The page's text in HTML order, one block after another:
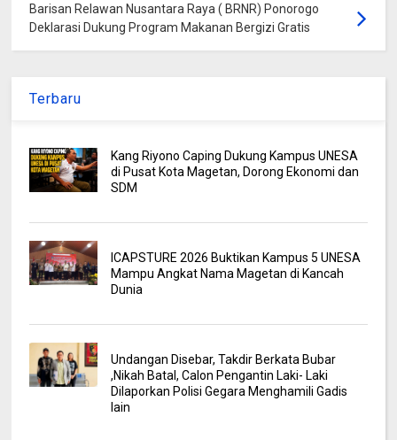
Barisan Relawan Nusantara Raya ( BRNR) Ponorogo
Deklarasi Dukung Program Makanan Bergizi Gratis
Terbaru
Kang Riyono Caping Dukung Kampus UNESA
di Pusat Kota Magetan, Dorong Ekonomi dan
SDM
ICAPSTURE 2026 Buktikan Kampus 5 UNESA
Mampu Angkat Nama Magetan di Kancah
Dunia
Undangan Disebar, Takdir Berkata Bubar
,Nikah Batal, Calon Pengantin Laki- Laki
Dilaporkan Polisi Gegara Menghamili Gadis
lain